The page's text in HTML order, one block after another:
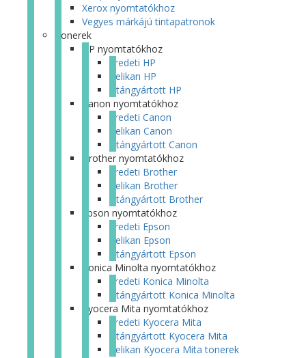
Xerox nyomtatókhoz
Vegyes márkájú tintapatronok
Tonerek
HP nyomtatókhoz
Eredeti HP
Pelikan HP
Utángyártott HP
Canon nyomtatókhoz
Eredeti Canon
Pelikan Canon
Utángyártott Canon
Brother nyomtatókhoz
Eredeti Brother
Pelikan Brother
Utángyártott Brother
Epson nyomtatókhoz
Eredeti Epson
Pelikan Epson
Utángyártott Epson
Konica Minolta nyomtatókhoz
Eredeti Konica Minolta
Utángyártott Konica Minolta
Kyocera Mita nyomtatókhoz
Eredeti Kyocera Mita
Utángyártott Kyocera Mita
Pelikan Kyocera Mita tonerek